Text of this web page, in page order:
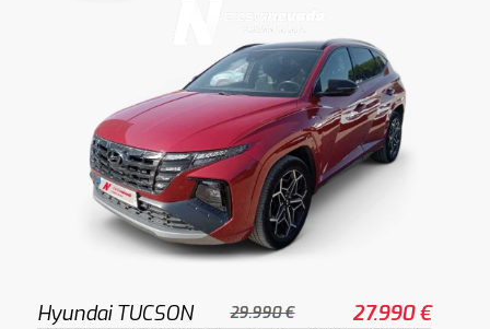
Hyundai TUCSON 29.990 € 27.990 €